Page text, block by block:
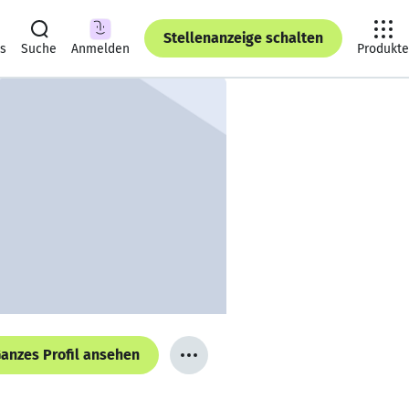
Suche Anmelden
Stellenanzeige schalten
Produkte
Profil ansehen